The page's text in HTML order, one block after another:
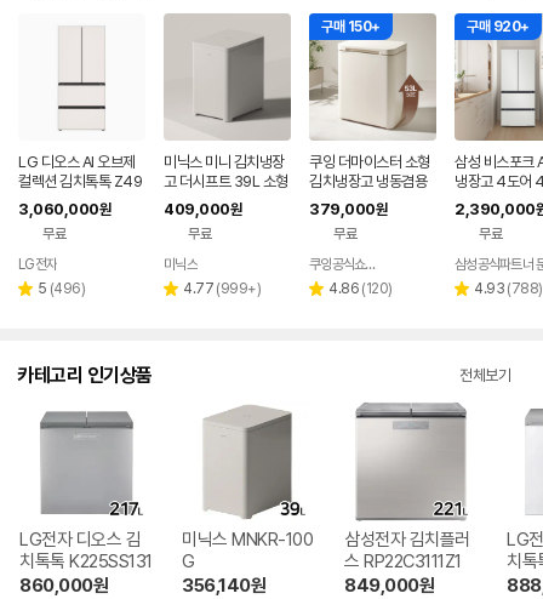
LG 디오스 AI 오브제
컬렉션 김치톡톡 Z49
5GBB261
3,060,000원
무료
LG전자
별 5 리
(496)
미닉스 미니 김치냉장
고 더시프트 39L 소형
뚜껑형
409,000원
무료
미닉스
별 4.77 리
(999+)
구매 150+
쿠잉 더마이스터 소형
김치냉장고 냉동겸용
뚜껑형 발효숙성 K05
5CGGB 그레이지
379,000원
무료
페이
쿠잉공식쇼핑몰
별 4.86 리
(120)
구매 920+
삼성 비스포크
냉장고 4도어
등급 코타 화이
0F49M1A)
2,390,000
무료
삼성공식파트너
별 4.93 리
(788)
카테고리 인기상품 전체보기
LG전자 디오스 김
치톡톡 K225SS131
860,000원
미닉스 MNKR-100
G
356,140원
삼성전자 김치플러
스 RP22C3111Z1
849,000원
LG
치
1